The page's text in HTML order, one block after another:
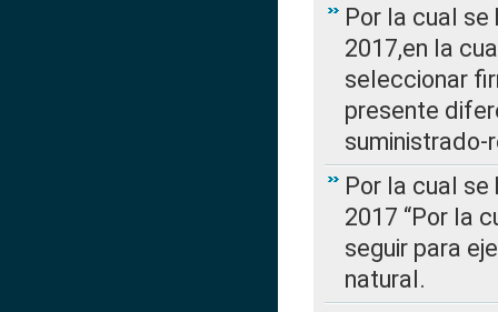
Por la cual se
2017,en la
seleccionar
presente
Por la cual se
2017 “Por la
seguir para
natural.